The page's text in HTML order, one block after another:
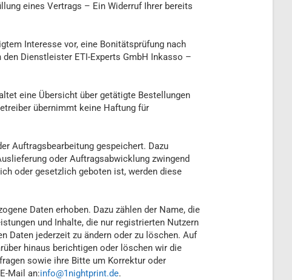
eines Vertrags – Ein Widerruf Ihrer bereits
Interesse vor, eine Bonitätsprüfung nach
Dienstleister ETI-Experts GmbH Inkasso –
eine Übersicht über getätigte Bestellungen
übernimmt keine Haftung für
Auftragsbearbeitung gespeichert. Dazu
oder Auftragsabwicklung zwingend
oder gesetzlich geboten ist, werden diese
Daten erhoben. Dazu zählen der Name, die
und Inhalte, die nur registrierten Nutzern
Daten jederzeit zu ändern oder zu löschen. Auf
hinaus berichtigen oder löschen wir die
sowie ihre Bitte um Korrektur oder
Mail an:info@1nightprint.de.